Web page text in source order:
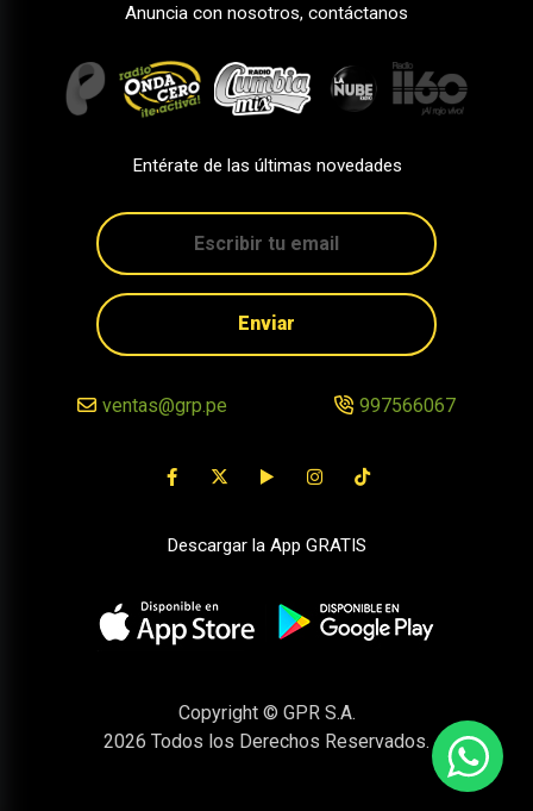
Anuncia con nosotros, contáctanos
Entérate de las últimas novedades
Enviar
ventas@grp.pe 997566067
Descargar la App GRATIS
Copyright © GPR S.A.
2026 Todos los Derechos Reservados.